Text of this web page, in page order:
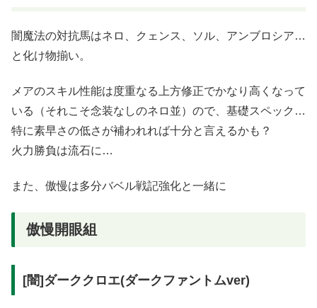
闇魔法の対抗馬はネロ、クェンス、ソル、アンブロシア…
と化け物揃い。
メアのスキル性能は度重なる上方修正でかなり高くなって
いる（それこそ念装なしのネロ並）ので、基礎スペック…
特に素早さの低さが補われれば十分と言えるかも？
火力勝負は流石に…
また、傲慢は多分バベル戦記強化と一緒に
傲慢開眼組
[闇]ダーククロエ(ダークファントムver)